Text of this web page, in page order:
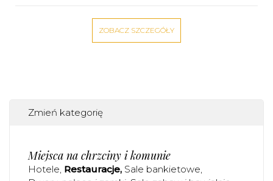
ZOBACZ SZCZEGÓŁY
Zmień kategorię
Miejsca na chrzciny i komunie
Hotele Restauracje Sale bankietowe